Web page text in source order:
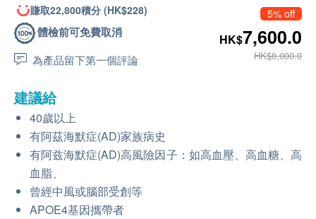
賺取22,800積分 (HK$228)
體檢前可免費取消
為產品留下第一個評論
5% off
HK$7,600.0
HK$8,000.0
建議給
40歲以上
有阿茲海默症(AD)家族病史
有阿兹海默症(AD)高風險因子：如高血壓、高血糖、高
血脂、
曾經中風或腦部受創等
APOE4基因攜帶者